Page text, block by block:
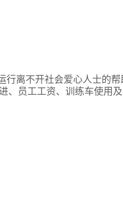
不开社会爱心人士的帮
、员工工资、训练车使用